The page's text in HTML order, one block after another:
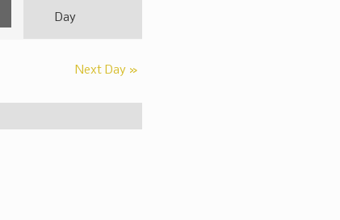
Views
Day
Next Day »